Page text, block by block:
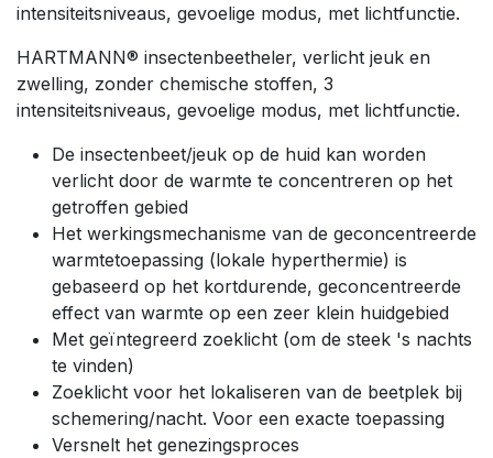
intensiteitsniveaus, gevoelige modus, met lichtfunctie.
HARTMANN® insectenbeetheler, verlicht jeuk en
zwelling, zonder chemische stoffen, 3
intensiteitsniveaus, gevoelige modus, met lichtfunctie.
De insectenbeet/jeuk op de huid kan worden
verlicht door de warmte te concentreren op het
getroffen gebied
Het werkingsmechanisme van de geconcentreerde
warmtetoepassing (lokale hyperthermie) is
gebaseerd op het kortdurende, geconcentreerde
effect van warmte op een zeer klein huidgebied
Met geïntegreerd zoeklicht (om de steek 's nachts
te vinden)
Zoeklicht voor het lokaliseren van de beetplek bij
schemering/nacht. Voor een exacte toepassing
Versnelt het genezingsproces